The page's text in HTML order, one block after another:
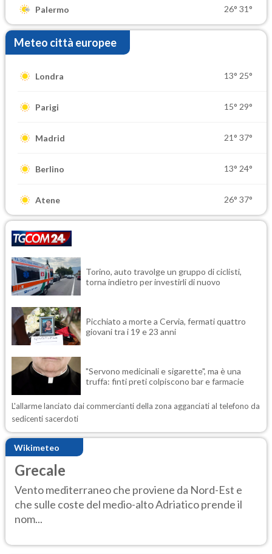
Palermo 26° 31°
Meteo città europee
Londra 13° 25°
Parigi 15° 29°
Madrid 21° 37°
Berlino 13° 24°
Atene 26° 37°
Torino, auto travolge un gruppo di ciclisti,
torna indietro per investirli di nuovo
Picchiato a morte a Cervia, fermati quattro
giovani tra i 19 e 23 anni
"Servono medicinali e sigarette", ma è una
truffa: finti preti colpiscono bar e farmacie
L'allarme lanciato dai commercianti della zona agganciati al telefono da
sedicenti sacerdoti
Wikimeteo
Grecale
Vento mediterraneo che proviene da Nord-Est e
che sulle coste del medio-alto Adriatico prende il
nom...